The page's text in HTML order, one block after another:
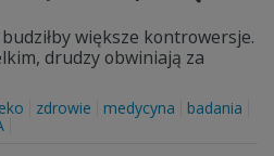
większe kontrowersje.
drudzy obwiniają za
zdrowie medycyna
badania